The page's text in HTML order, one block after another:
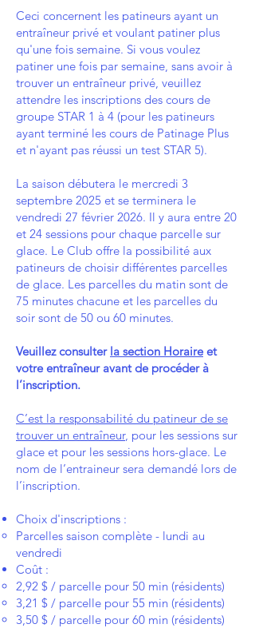
Ceci concernent les patineurs ayant un
entraîneur privé et voulant patiner plus
qu'une fois semaine. Si vous voulez
patiner une fois par semaine, sans avoir à
trouver un entraîneur privé, veuillez
attendre les inscriptions des cours de
groupe STAR 1 à 4 (pour les patineurs
ayant terminé les cours de Patinage Plus
et n'ayant pas réussi un test STAR 5).
La saison débutera le mercredi 3
septembre 2025 et se terminera le
vendredi 27 février 2026. Il y aura entre 20
et 24 sessions pour chaque parcelle sur
glace. Le Club offre la possibilité aux
patineurs de choisir différentes parcelles
de glace. Les parcelles du matin sont de
75 minutes chacune et les parcelles du
soir sont de 50 ou 60 minutes.
Veuillez consulter la section Horaireet
votre entraîneur avant de procéder à
l’inscription.
C’est la responsabilité du patineur de se
trouver un entraîneur, pour les sessions sur
glace et pour les sessions hors-glace. Le
nom de l’entraineur sera demandé lors de
l’inscription.
Choix d'inscriptions :
Parcelles saison complète - lundi au
vendredi
Coût :
2,92 $ / parcelle pour 50 min (résidents)
3,21 $ / parcelle pour 55 min (résidents)
3,50 $ / parcelle pour 60 min (résidents)